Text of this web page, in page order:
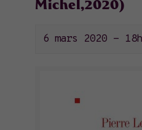
Michel,2020)
6 mars 2020 -